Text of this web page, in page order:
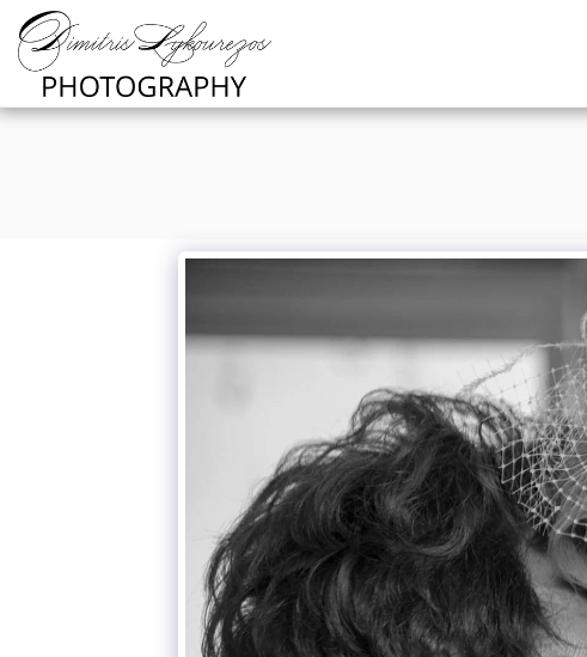
https://www.youtube.com/channel/UCNlqkSfR-Bi1SAAf6cDlUaQ